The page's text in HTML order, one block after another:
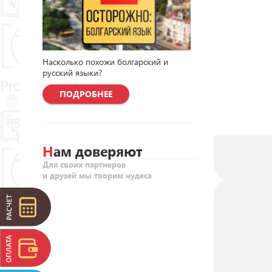
Насколько похожи болгарский и
русский языки?
ПОДРОБНЕЕ
Нам доверяют
Для своих партнеров
и друзей мы творим чудеса